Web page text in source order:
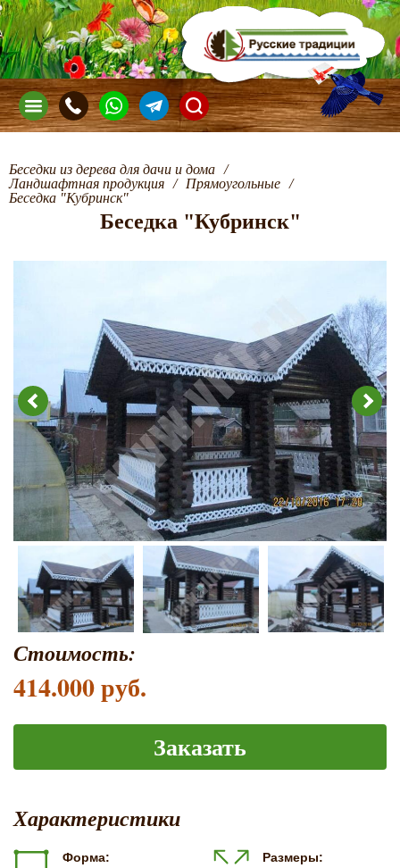
Беседки из дерева для дачи и дома /
Ландшафтная продукция / Прямоугольные /
Беседка "Кубринск"
Беседка "Кубринск"
Стоимость:
414.000 руб.
Заказать
Характеристики
Форма:
Размеры: